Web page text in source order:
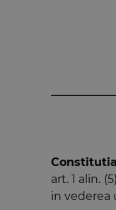
Constitutia
art. 1 alin.
in vederea